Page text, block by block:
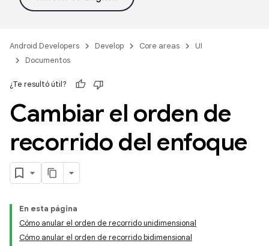
Android Developers Develop Core areas
UI
Documentos
¿Te resultó útil?
Cambiar el orden de
recorrido del enfoque
En esta página
Cómo anular el orden de recorrido unidimensional
Cómo anular el orden de recorrido bidimensional